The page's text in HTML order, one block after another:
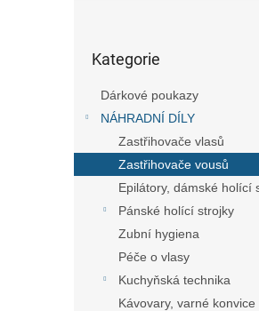
kategorie
Kategorie
Dárkové poukazy
NÁHRADNÍ DÍLY
Zastřihovače vlasů
Zastřihovače vousů
Epilátory, dámské holící
Pánské holící strojky
Zubní hygiena
Péče o vlasy
Kuchyňská technika
Kávovary, varné konvice